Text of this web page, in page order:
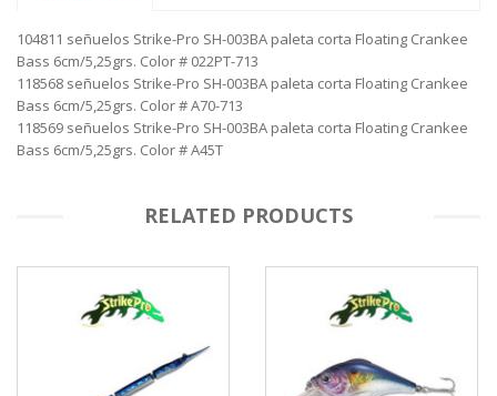
104811 señuelos Strike-Pro SH-003BA paleta corta Floating Crankee
Bass 6cm/5,25grs. Color # 022PT-713
118568 señuelos Strike-Pro SH-003BA paleta corta Floating Crankee
Bass 6cm/5,25grs. Color # A70-713
118569 señuelos Strike-Pro SH-003BA paleta corta Floating Crankee
Bass 6cm/5,25grs. Color # A45T
RELATED PRODUCTS